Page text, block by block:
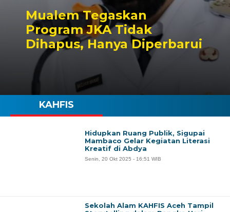
Mualem Tegaskan
Program JKA Tidak
Dihapus, Hanya Diperbarui
KAHFIS
Hidupkan Ruang Publik, Sigupai
Mambaco Gelar Kegiatan Literasi
Kreatif di Abdya
Senin, 20 Okt 2025 - 16:51 WIB
Sekolah Alam KAHFIS Aceh Tampil